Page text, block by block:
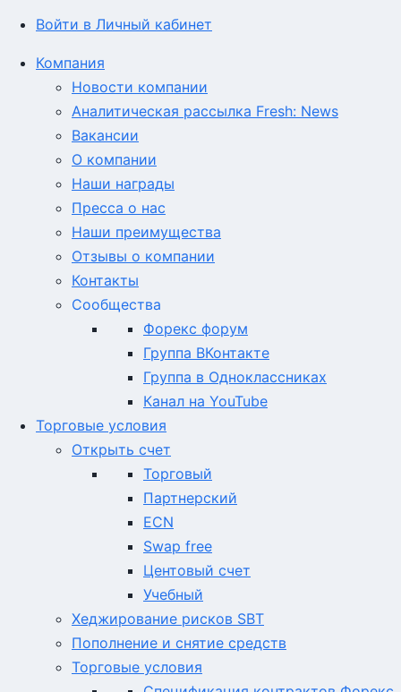
Войти в Личный кабинет
Компания
Новости компании
Аналитическая рассылка Fresh: News
Вакансии
О компании
Наши награды
Пресса о нас
Наши преимущества
Отзывы о компании
Контакты
Сообщества
Форекс форум
Группа ВКонтакте
Группа в Одноклассниках
Канал на YouTube
Торговые условия
Открыть счет
Торговый
Партнерский
ECN
Swap free
Центовый счет
Учебный
Хеджирование рисков SBT
Пополнение и снятие средств
Торговые условия